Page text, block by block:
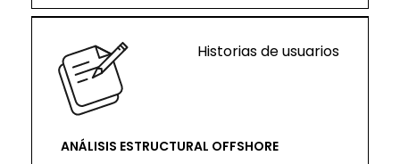
Historias de usuarios
ANÁLISIS ESTRUCTURAL OFFSHORE